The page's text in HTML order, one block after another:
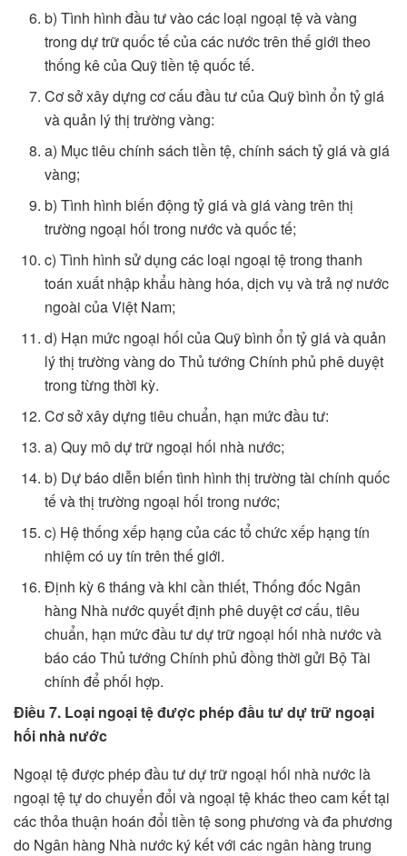
b) Tình hình đầu tư vào các loại ngoại tệ và vàng
trong dự trữ quốc tế của các nước trên thế giới theo
thống kê của Quỹ tiền tệ quốc tế.
Cơ sở xây dựng cơ cấu đầu tư của Quỹ bình ổn tỷ giá
và quản lý thị trường vàng:
a) Mục tiêu chính sách tiền tệ, chính sách tỷ giá và giá
vàng;
b) Tình hình biến động tỷ giá và giá vàng trên thị
trường ngoại hối trong nước và quốc tế;
c) Tình hình sử dụng các loại ngoại tệ trong thanh
toán xuất nhập khẩu hàng hóa, dịch vụ và trả nợ nước
ngoài của Việt Nam;
d) Hạn mức ngoại hối của Quỹ bình ổn tỷ giá và quản
lý thị trường vàng do Thủ tướng Chính phủ phê duyệt
trong từng thời kỳ.
Cơ sở xây dựng tiêu chuẩn, hạn mức đầu tư:
a) Quy mô dự trữ ngoại hối nhà nước;
b) Dự báo diễn biến tình hình thị trường tài chính quốc
tế và thị trường ngoại hối trong nước;
c) Hệ thống xếp hạng của các tổ chức xếp hạng tín
nhiệm có uy tín trên thế giới.
Định kỳ 6 tháng và khi cần thiết, Thống đốc Ngân
hàng Nhà nước quyết định phê duyệt cơ cấu, tiêu
chuẩn, hạn mức đầu tư dự trữ ngoại hối nhà nước và
báo cáo Thủ tướng Chính phủ đồng thời gửi Bộ Tài
chính để phối hợp.
Điều 7. Loại ngoại tệ được phép đầu tư dự trữ ngoại
hối nhà nước
Ngoại tệ được phép đầu tư dự trữ ngoại hối nhà nước là
ngoại tệ tự do chuyển đổi và ngoại tệ khác theo cam kết tại
các thỏa thuận hoán đổi tiền tệ song phương và đa phương
do Ngân hàng Nhà nước ký kết với các ngân hàng trung